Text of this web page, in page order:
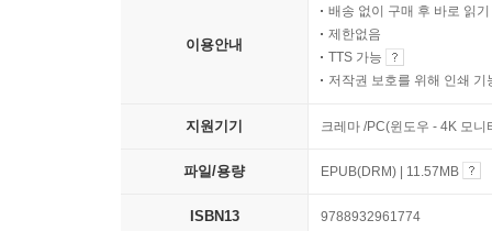
이용안내
배송 없이 구매 후 바로 읽기
제한없음
TTS 가능
저작권 보호를 위해 인쇄 기
지원기기 크레마 /PC(윈도우 - 4K 모
파일/용량 EPUB(DRM) | 11.57MB
ISBN13 9788932961774